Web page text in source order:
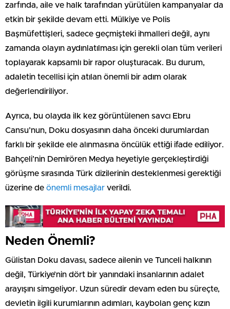
zarfında, aile ve halk tarafından yürütülen kampanyalar da
etkin bir şekilde devam etti. Mülkiye ve Polis
Başmüfettişleri, sadece geçmişteki ihmalleri değil, aynı
zamanda olayın aydınlatılması için gerekli olan tüm verileri
toplayarak kapsamlı bir rapor oluşturacak. Bu durum,
adaletin tecellisi için atılan önemli bir adım olarak
değerlendiriliyor.
Ayrıca, bu olayda ilk kez görüntülenen savcı Ebru
Cansu’nun, Doku dosyasının daha önceki durumlardan
farklı bir şekilde ele alınmasına öncülük ettiği ifade ediliyor.
Bahçeli’nin Demirören Medya heyetiyle gerçekleştirdiği
görüşme sırasında Türk dizilerinin desteklenmesi gerektiği
üzerine de önemli mesajlar verildi.
Neden Önemli?
Gülistan Doku davası, sadece ailenin ve Tunceli halkının
değil, Türkiye’nin dört bir yanındaki insanlarının adalet
arayışını simgeliyor. Uzun süredir devam eden bu süreçte,
devletin ilgili kurumlarının adımları, kaybolan genç kızın